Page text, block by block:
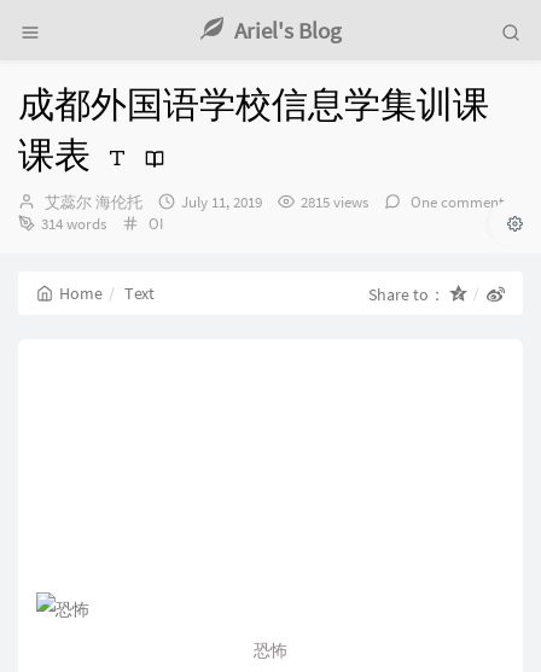
Ariel's Blog
成都外国语学校信息学集训课
课表
Author：
艾蕊尔 海伦托
发
July 11, 2019 2815 views
One comment
314 words
Categories：
OI
Home Text Share to：
恐怖